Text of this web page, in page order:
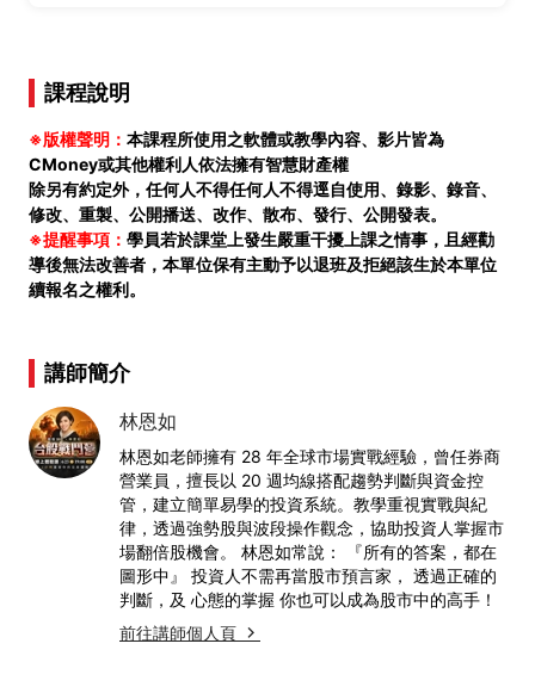
課程說明
※版權聲明： 本課程所使用之軟體或教學內容、影片皆為
CMoney或其他權利人依法擁有智慧財產權
除另有約定外，任何人不得任何人不得逕自使用、錄影、錄音、
修改、重製、公開播送、改作、散布、發行、公開發表。
※提醒事項： 學員若於課堂上發生嚴重干擾上課之情事，且經勸
導後無法改善者，本單位保有主動予以退班及拒絕該生於本單位
續報名之權利。
講師簡介
林恩如
林恩如老師擁有 28 年全球市場實戰經驗，曾任券商
營業員，擅長以 20 週均線搭配趨勢判斷與資金控
管，建立簡單易學的投資系統。教學重視實戰與紀
律，透過強勢股與波段操作觀念，協助投資人掌握市
場翻倍股機會。 林恩如常說： 『所有的答案，都在
圖形中』 投資人不需再當股市預言家， 透過正確的
判斷，及 心態的掌握 你也可以成為股市中的高手！
前往講師個人頁